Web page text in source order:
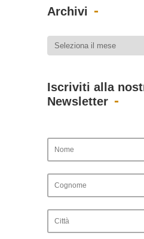
Archivi
Iscriviti alla
Newsletter